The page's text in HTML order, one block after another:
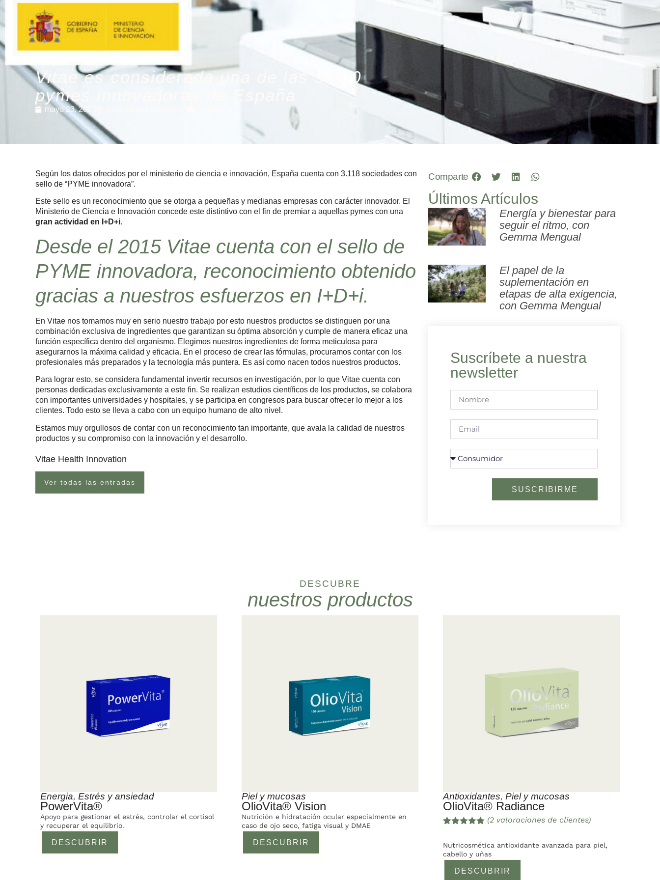
Vitae es considerada una de las 3.000
pymes innovadoras de España
mayo 23, 2023
Según los datos ofrecidos por el ministerio de ciencia e innovación, España cuenta con 3.118 sociedades con
sello de “PYME innovadora”.
Este sello es un reconocimiento que se otorga a pequeñas y medianas empresas con carácter innovador. El
Ministerio de Ciencia e Innovación concede este distintivo con el fin de premiar a aquellas pymes con una
gran actividad en I+D+i.
Desde el 2015 Vitae cuenta con el sello de
PYME innovadora, reconocimiento obtenido
gracias a nuestros esfuerzos en I+D+i.
En Vitae nos tomamos muy en serio nuestro trabajo por esto nuestros productos se distinguen por una
combinación exclusiva de ingredientes que garantizan su óptima absorción y cumple de manera eficaz una
función específica dentro del organismo. Elegimos nuestros ingredientes de forma meticulosa para
asegurarnos la máxima calidad y eficacia. En el proceso de crear las fórmulas, procuramos contar con los
profesionales más preparados y la tecnología más puntera. Es así como nacen todos nuestros productos.
Para lograr esto, se considera fundamental invertir recursos en investigación, por lo que Vitae cuenta con
personas dedicadas exclusivamente a este fin. Se realizan estudios científicos de los productos, se colabora
con importantes universidades y hospitales, y se participa en congresos para buscar ofrecer lo mejor a los
clientes. Todo esto se lleva a cabo con un equipo humano de alto nivel.
Estamos muy orgullosos de contar con un reconocimiento tan importante, que avala la calidad de nuestros
productos y su compromiso con la innovación y el desarrollo.
Vitae Health Innovation
Ver todas las entradas
Comparte
Últimos Artículos
Energía y bienestar para
seguir el ritmo, con
Gemma Mengual
El papel de la
suplementación en
etapas de alta exigencia,
con Gemma Mengual
Suscríbete a nuestra
newsletter
SUSCRIBIRME
DESCUBRE
nuestros productos
Energia, Estrés y ansiedad
PowerVita®
DESCUBRIR
Apoyo para gestionar el estrés, controlar el cortisol
y recuperar el equilibrio.
Piel y mucosas
OlioVita® Vision
DESCUBRIR
Nutrición e hidratación ocular especialmente en
caso de ojo seco, fatiga visual y DMAE
Antioxidantes, Piel y mucosas
OlioVita® Radiance
DESCUBRIR
5 en base
a
s de
(2 valoraciones de clientes)
Nutricosmética antioxidante avanzada para piel,
cabello y uñas